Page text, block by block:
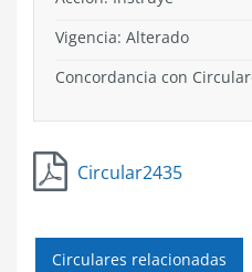
Vigencia: Alterado
Concordancia con
Circular2435
Circulares relacionadas